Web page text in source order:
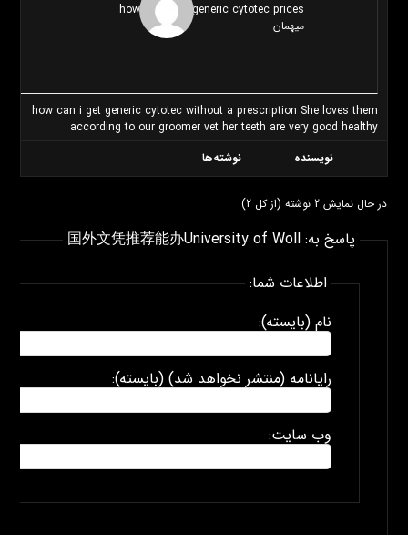
how can i get generic cytotec prices
میهمان
how can i get generic cytotec without a prescription She loves them
according to our groomer vet her teeth are very good healthy
نویسنده
نوشته‌ها
در حال نمایش 2 نوشته (از کل 2)
پاسخ به: 国外文凭推荐能办University of Woll
اطلاعات شما:
نام (بایسته):
رایانامه (منتشر نخواهد شد) (بایسته):
وب سایت: